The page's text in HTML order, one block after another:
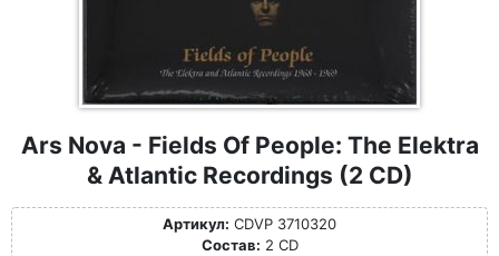
Ars Nova - Fields Of People: The Elektra
& Atlantic Recordings (2 CD)
Артикул: CDVP 3710320
Состав: 2 CD